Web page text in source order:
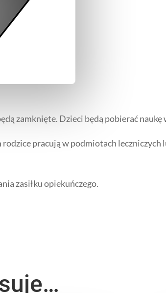
zamknięte. Dzieci będą pobierać
pracują w podmiotach
zasiłku opiekuńczego.